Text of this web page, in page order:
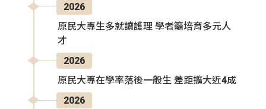
2026
原民大專生多就讀護理 學者籲培育多元人
才
2026
原民大專在學率落後一般生 差距擴大近4成
2026